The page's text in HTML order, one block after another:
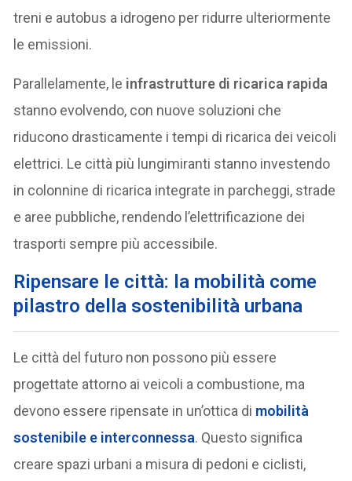
treni e autobus a idrogeno per ridurre ulteriormente
le emissioni.
Parallelamente, le infrastrutture di ricarica rapida
stanno evolvendo, con nuove soluzioni che
riducono drasticamente i tempi di ricarica dei veicoli
elettrici. Le città più lungimiranti stanno investendo
in colonnine di ricarica integrate in parcheggi, strade
e aree pubbliche, rendendo l’elettrificazione dei
trasporti sempre più accessibile.
Ripensare le città: la mobilità come
pilastro della sostenibilità urbana
Le città del futuro non possono più essere
progettate attorno ai veicoli a combustione, ma
devono essere ripensate in un’ottica di mobilità
sostenibile e interconnessa. Questo significa
creare spazi urbani a misura di pedoni e ciclisti,